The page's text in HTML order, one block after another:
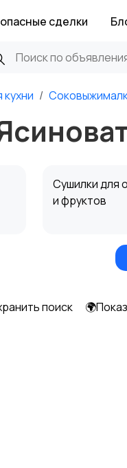
сделки
Сушилки для
и фруктов
Мультиварки
поиск